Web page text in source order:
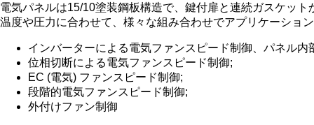
電気パネルは15/10塗装鋼板構造で、鍵付扉と連続ガスケッ
温度や圧力に合わせて、様々な組み合わせでアプリケーショ
インバーターによる電気ファンスピード制御、パネル内
位相切断による電気ファンスピード制御;
EC (電気) ファンスピード制御;
段階的電気ファンスピード制御;
外付けファン制御